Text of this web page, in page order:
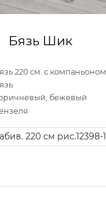
Бязь Шик
220 см. с компаньоном
бежевый